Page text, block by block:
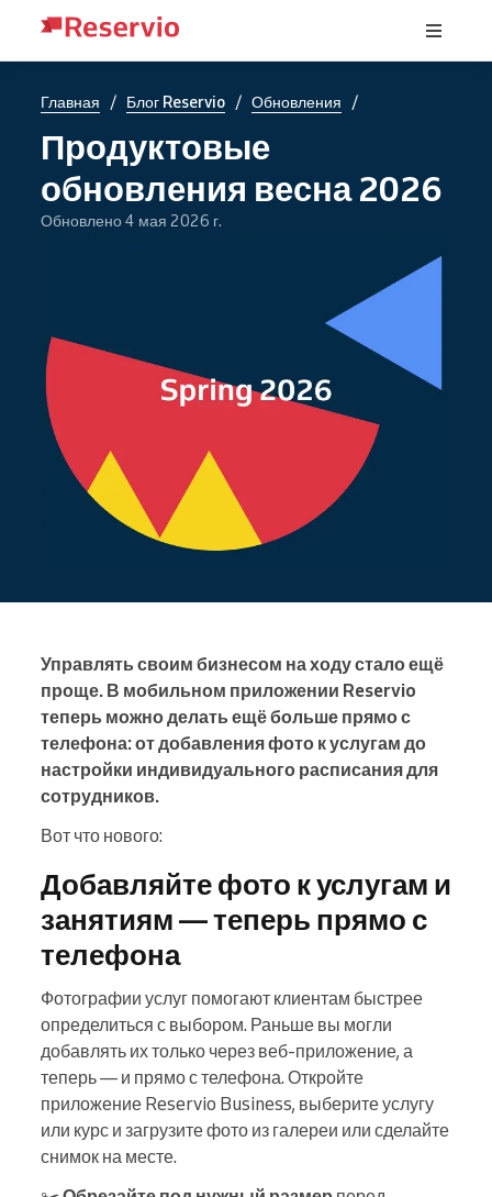
Главная / Блог Reservio / Обновления /
Продуктовые
обновления весна 2026
Обновлено 4 мая 2026 г.
Управлять своим бизнесом на ходу стало ещё
проще. В мобильном приложении Reservio
теперь можно делать ещё больше прямо с
телефона: от добавления фото к услугам до
настройки индивидуального расписания для
сотрудников.
Вот что нового:
Добавляйте фото к услугам и
занятиям — теперь прямо с
телефона
Фотографии услуг помогают клиентам быстрее
определиться с выбором. Раньше вы могли
добавлять их только через веб-приложение, а
теперь — и прямо с телефона. Откройте
приложение Reservio Business, выберите услугу
или курс и загрузите фото из галереи или сделайте
снимок на месте.